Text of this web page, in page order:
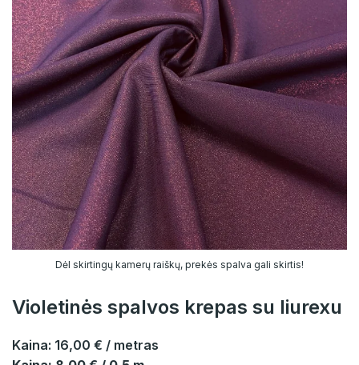
Dėl skirtingų kamerų raiškų, prekės spalva gali skirtis!
Violetinės spalvos krepas su liurexu
Kaina: 16,00 € / metras